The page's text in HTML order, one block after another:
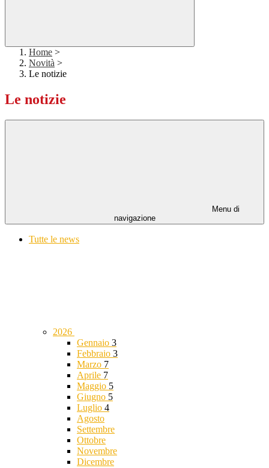
Home >
Novità >
Le notizie
Le notizie
Menu di
navigazione
Tutte le news
2026
Gennaio 3
Febbraio 3
Marzo 7
Aprile 7
Maggio 5
Giugno 5
Luglio 4
Agosto
Settembre
Ottobre
Novembre
Dicembre